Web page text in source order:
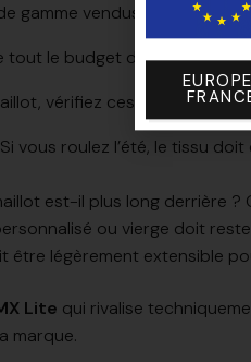
gamme vendus sur les
le budget de production
vérifiez ces trois points
Si vous roulez l’été, le tissu
est-il plus long derrière
ou vierge doit
être légèrement extensible
Lite qui rivalise
marque.